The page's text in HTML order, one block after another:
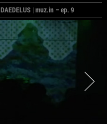
DAEDELUS | muz.in – ep. 9
LALELE, LALELE – prima premieră a
anului la MACAZ
CinePOLSKA – filme poloneze la
București
PEOPLE OF ROMANIA se lansează la
galeria Simeza
All Stars For Outernational